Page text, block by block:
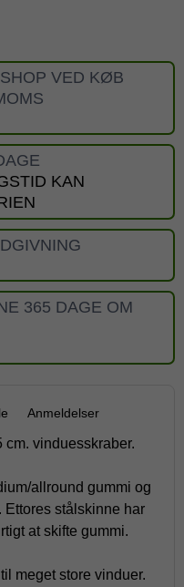
VED KØB
KAN
365 DAGE OM
Anmeldelser
cm. vinduesskraber.
allround gummi og
Ettores stålskinne har
at skifte gummi.
meget store vinduer.